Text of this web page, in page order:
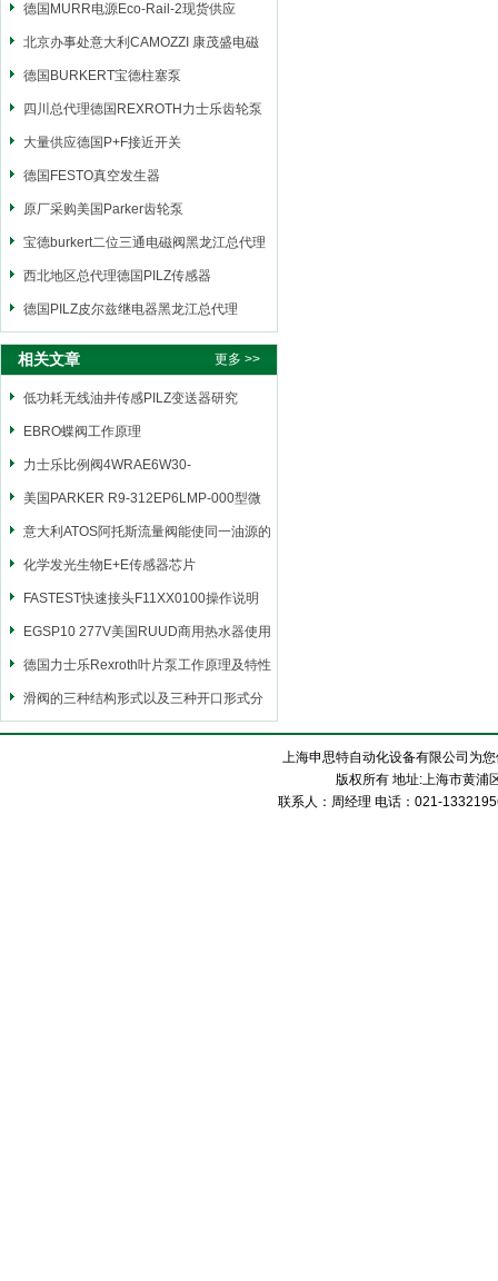
德国MURR电源Eco-Rail-2现货供应
北京办事处意大利CAMOZZI 康茂盛电磁
阀
德国BURKERT宝德柱塞泵
四川总代理德国REXROTH力士乐齿轮泵
大量供应德国P+F接近开关
德国FESTO真空发生器
原厂采购美国Parker齿轮泵
宝德burkert二位三通电磁阀黑龙江总代理
西北地区总代理德国PILZ传感器
德国PILZ皮尔兹继电器黑龙江总代理
相关文章 更多 >>
低功耗无线油井传感PILZ变送器研究
EBRO蝶阀工作原理
力士乐比例阀4WRAE6W30-
2X/G24K31/F1V选型资料
美国PARKER R9-312EP6LMP-000型微
型隔离阀技术特点
意大利ATOS阿托斯流量阀能使同一油源的
两个执行元件得到相等流量的为等量
化学发光生物E+E传感器芯片
FASTEST快速接头F11XX0100操作说明
EGSP10 277V美国RUUD商用热水器使用
和保养说明
德国力士乐Rexroth叶片泵工作原理及特性
滑阀的三种结构形式以及三种开口形式分
别是怎样的?
上海申思特自动化设备有限公司为
版权所有 地址:上海市黄浦
联系人：周经理 电话：021-